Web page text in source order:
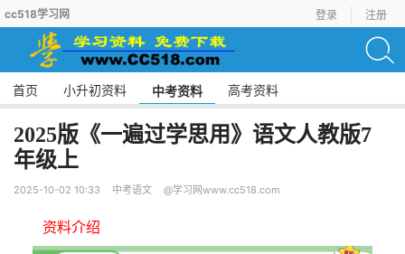
cc518学习网 登录 注册
首页 小升初资料 中考资料 高考资料
2025版《一遍过学思用》语文人教版7
年级上
2025-10-02 10:33 中考语文 @学习网www.cc518.com
资料介绍